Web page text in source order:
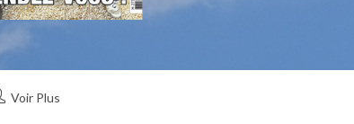
autrice
Voir Plus